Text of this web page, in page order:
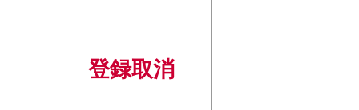
登録取消